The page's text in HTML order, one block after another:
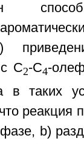
с С2-С4-
в таких
реакция
b)